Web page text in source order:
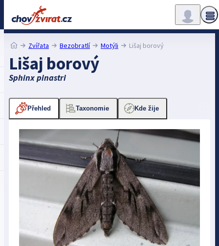
Zvířata Bezobratlí Motýli Lišaj borový
Lišaj borový
Sphinx pinastri
Přehled Taxonomie Kde žije